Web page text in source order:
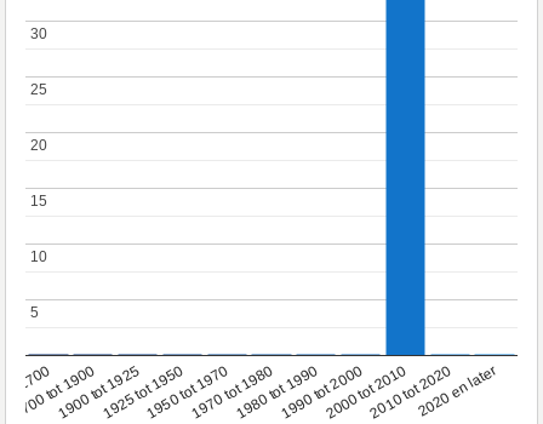
1700
1700 tot 1900
1900 tot 19251925 tot 19501950 tot 19701970 tot 19801980 tot 19901990 tot 20002000 tot 20102010 tot 20202020 en later
5
5
10
10
15
15
20
20
25
25
30
30